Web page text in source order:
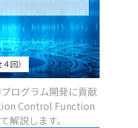
回）
ログラム開発に貢献
Control Function
解説します。